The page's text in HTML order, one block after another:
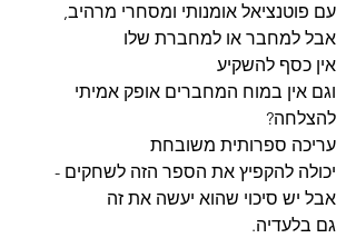
עם פוטנציאל אומנותי ומסחרי מרהיב,
אבל למחבר או למחברת שלו
אין כסף להשקיע
וגם אין במוח המחברים אופק אמיתי
להצלחה?
עריכה ספרותית משובחת
יכולה להקפיץ את הספר הזה לשחקים -
אבל יש סיכוי שהוא יעשה את זה
גם בלעדיה.